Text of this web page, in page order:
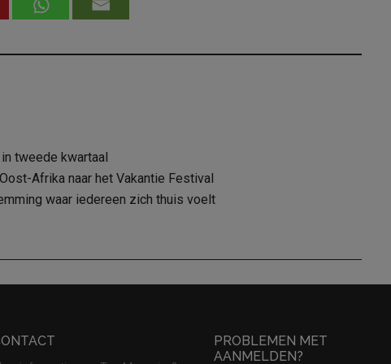
tweede kwartaal
Afrika naar het Vakantie Festival
waar iedereen zich thuis voelt
PROBLEMEN MET
AANMELDEN?